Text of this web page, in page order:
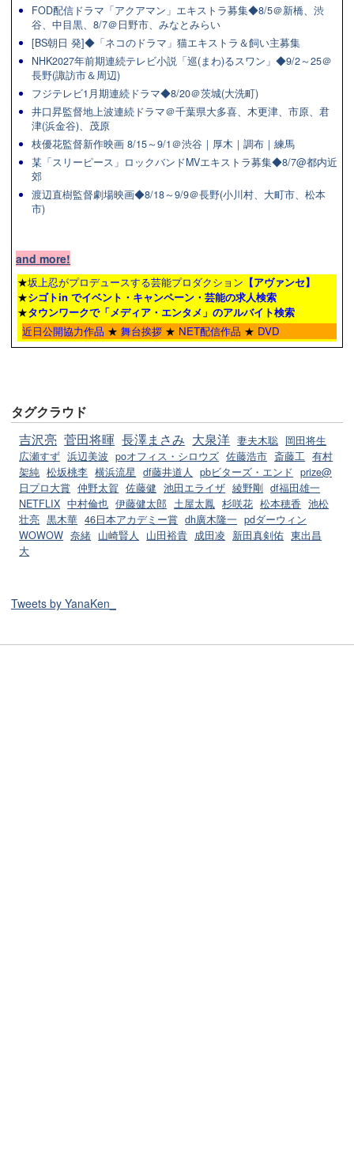
FOD配信ドラマ「アクアマン」エキストラ募集◆8/5＠新橋、渋
谷、中目黒、8/7＠日野市、みなとみらい
[BS朝日 発]◆「ネコのドラマ」猫エキストラ＆飼い主募集
NHK2027年前期連続テレビ小説「巡(まわ)るスワン」◆9/2～25＠
長野(諏訪市＆周辺)
フジテレビ1月期連続ドラマ◆8/20＠茨城(大洗町)
井口昇監督地上波連続ドラマ＠千葉県大多喜、木更津、市原、君
津(浜金谷)、茂原
枝優花監督新作映画 8/15～9/1＠渋谷｜厚木｜調布｜練馬
某「スリーピース」ロックバンドMVエキストラ募集◆8/7@都内近
郊
渡辺直樹監督劇場映画◆8/18～9/9＠長野(小川村、大町市、松本
市)
and more!
★坂上忍がプロデュースする芸能プロダクション 【アヴァンセ】
★シゴトin でイベント・キャンペーン・芸能の求人検索
★タウンワークで「メディア・エンタメ」のアルバイト検索
近日公開協力作品 ★ 舞台挨拶 ★ NET配信作品 ★ DVD
タグクラウド
吉沢亮 菅田将暉 長澤まさみ 大泉洋 妻夫木聡 岡田将生
広瀬すず 浜辺美波 poオフィス・シロウズ 佐藤浩市 斎藤工 有村
架純 松坂桃李 横浜流星 df藤井道人 pbビターズ・エンド prize@
日プロ大賞 仲野太賀 佐藤健 池田エライザ 綾野剛 df福田雄一
NETFLIX 中村倫也 伊藤健太郎 土屋太鳳 杉咲花 松本穂香 池松
壮亮 黒木華 46日本アカデミー賞 dh廣木隆一 pdダーウィン
WOWOW 奈緒 山崎賢人 山田裕貴 成田凌 新田真剣佑 東出昌
大
Tweets by YanaKen_